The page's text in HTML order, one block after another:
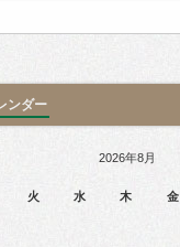
ンダー
2026年8月
火 水 木 金